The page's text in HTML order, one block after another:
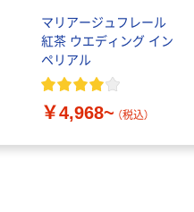
マリアージュフレール
紅茶 ウエディング イン
ペリアル
￥4,968~ （税込）